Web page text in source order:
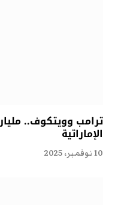
ترامب وويتكوف..
الإماراتية
10 نوفمبر، 2025